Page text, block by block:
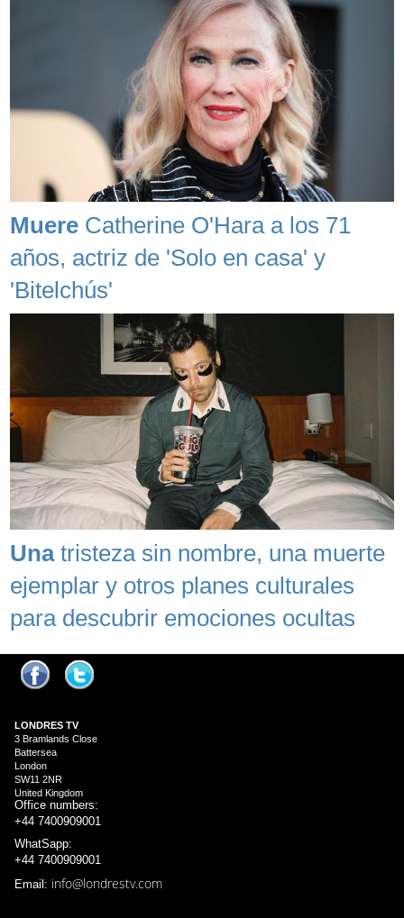
Muere Catherine O'Hara a los 71
años, actriz de 'Solo en casa' y
'Bitelchús'
Unatristeza sin nombre, una muerte
ejemplar y otros planes culturales
para descubrir emociones ocultas
LONDRES TV
3 Bramlands Close
Battersea
London
SW11 2NR
United Kingdom
Office numbers:
+44 7400909001
WhatSapp:
+44 7400909001
Email: info@londrestv.com